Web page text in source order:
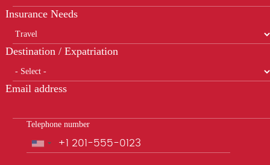
Insurance Needs
Destination / Expatriation
Email address
Telephone number
Phone